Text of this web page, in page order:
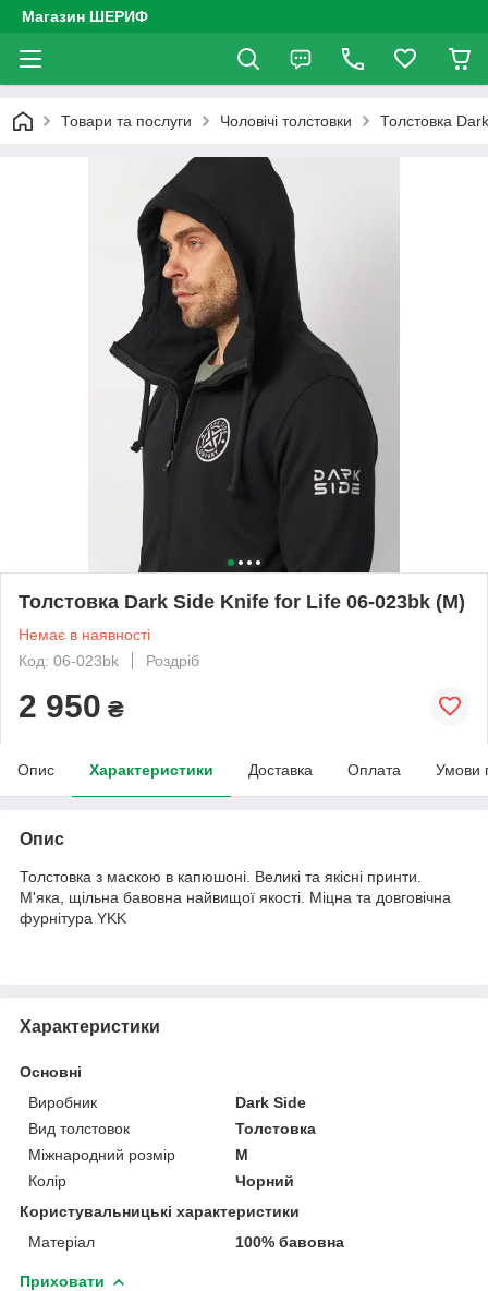
Магазин ШЕРИФ
Товари та послуги Чоловічі толстовки Толстовка
Толстовка Dark Side Knife for Life 06-023bk (M)
Немає в наявності
Код: 06-023bk
Роздріб
2 950 ₴
Опис Характеристики Доставка Оплата Умови
Опис
Толстовка з маскою в капюшоні. Великі та якісні принти.
М'яка, щільна бавовна найвищої якості. Міцна та довговічна
фурнітура YKK
Характеристики
Основні
Виробник
Dark Side
Вид толстовок
Толстовка
Міжнародний розмір
M
Колір
Чорний
Користувальницькі характеристики
Матеріал
100% бавовна
Приховати